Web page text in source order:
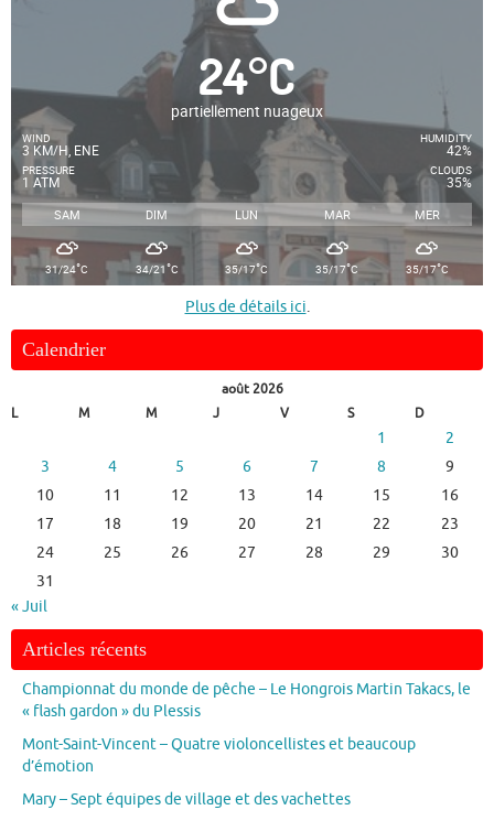
24°C
partiellement nuageux
WIND
3 KM/H, ENE
PRESSURE
1 ATM
HUMIDITY
42%
CLOUDS
35%
SAM DIM LUN MAR MER
31/24°C 34/21°C 35/17°C 35/17°C 35/17°C
Plus de détails ici.
Calendrier
août 2026
L
M M J V S D
1
2
3
4 5 6 7 8
9
10
11 12 13 14 15
16
17
18 19 20 21 22
23
24
25 26 27 28 29
30
31
« Juil
Articles récents
Championnat du monde de pêche – Le Hongrois Martin Takacs, le
« flash gardon » du Plessis
Mont-Saint-Vincent – Quatre violoncellistes et beaucoup
d’émotion
Mary – Sept équipes de village et des vachettes